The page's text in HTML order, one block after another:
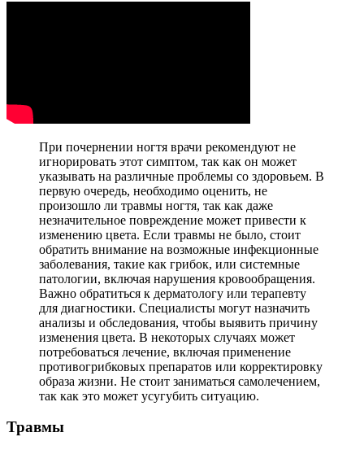
При почернении ногтя врачи рекомендуют не
игнорировать этот симптом, так как он может
указывать на различные проблемы со здоровьем. В
первую очередь, необходимо оценить, не
произошло ли травмы ногтя, так как даже
незначительное повреждение может привести к
изменению цвета. Если травмы не было, стоит
обратить внимание на возможные инфекционные
заболевания, такие как грибок, или системные
патологии, включая нарушения кровообращения.
Важно обратиться к дерматологу или терапевту
для диагностики. Специалисты могут назначить
анализы и обследования, чтобы выявить причину
изменения цвета. В некоторых случаях может
потребоваться лечение, включая применение
противогрибковых препаратов или корректировку
образа жизни. Не стоит заниматься самолечением,
так как это может усугубить ситуацию.
Травмы